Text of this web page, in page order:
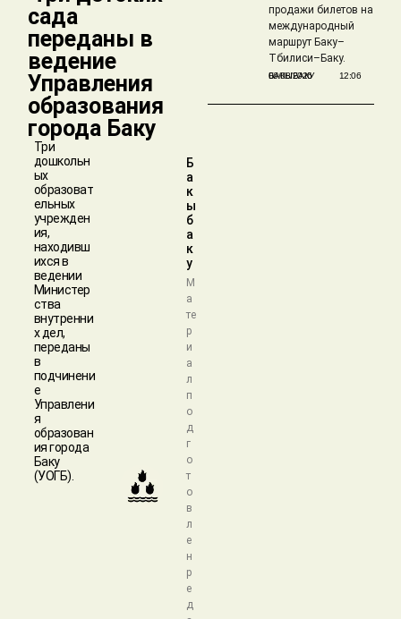
сада
переданы в
ведение
Управления
образования
города Баку
Три
дошкольн
ых
образоват
ельных
учрежден
ия,
находивш
ихся в
ведении
Министер
ства
внутренни
х дел,
переданы
в
подчинени
е
Управлени
я
образован
ия города
Баку
(УОГБ).
Б
а
к
ы
б
а
к
у
М
а
те
р
и
а
л
п
о
д
г
о
т
о
в
л
е
н
р
е
д
продажи билетов на
международный
маршрут Баку–
Тбилиси–Баку.
БАКЫБАКУ
06/08/2026 12:06